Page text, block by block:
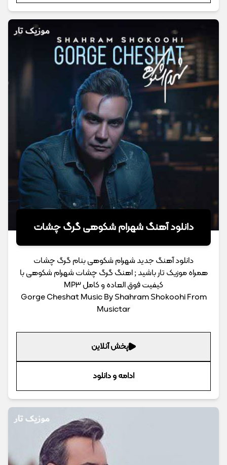
دانلود آهنگ شهرام شکوهی گرگ چشات
دانلود آهنگ جدید شهرام شکوهی بنام گرگ چشات
همراه موزیک تار باشید ; اهنگ گرگ چشات شهرام شکوهی با
کیفیت فوق العاده و کامل MP3
Gorge Cheshat Music By Shahram Shokoohi From
Musictar
پخش آنلاین
ادامه و دانلود